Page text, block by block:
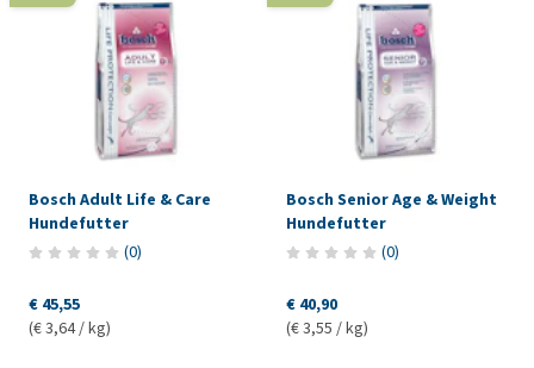
Bosch Adult Life & Care
Hundefutter
(0)
€ 45,55
(€ 3,64 / kg)
Bosch Senior Age & Weight
Hundefutter
(0)
€ 40,90
(€ 3,55 / kg)